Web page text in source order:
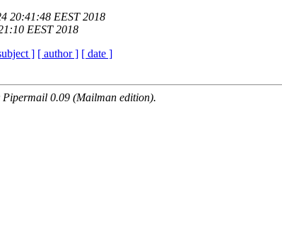
20:41:48 EEST 2018
EEST 2018
] [ author ] [ date ]
Pipermail 0.09 (Mailman edition).